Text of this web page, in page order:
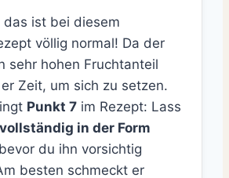
das ist bei diesem
völlig normal! Da der
sehr hohen Fruchtanteil
Zeit, um sich zu setzen.
Punkt 7 im Rezept: Lass
vollständig in der Form
du ihn vorsichtig
besten schmeckt er